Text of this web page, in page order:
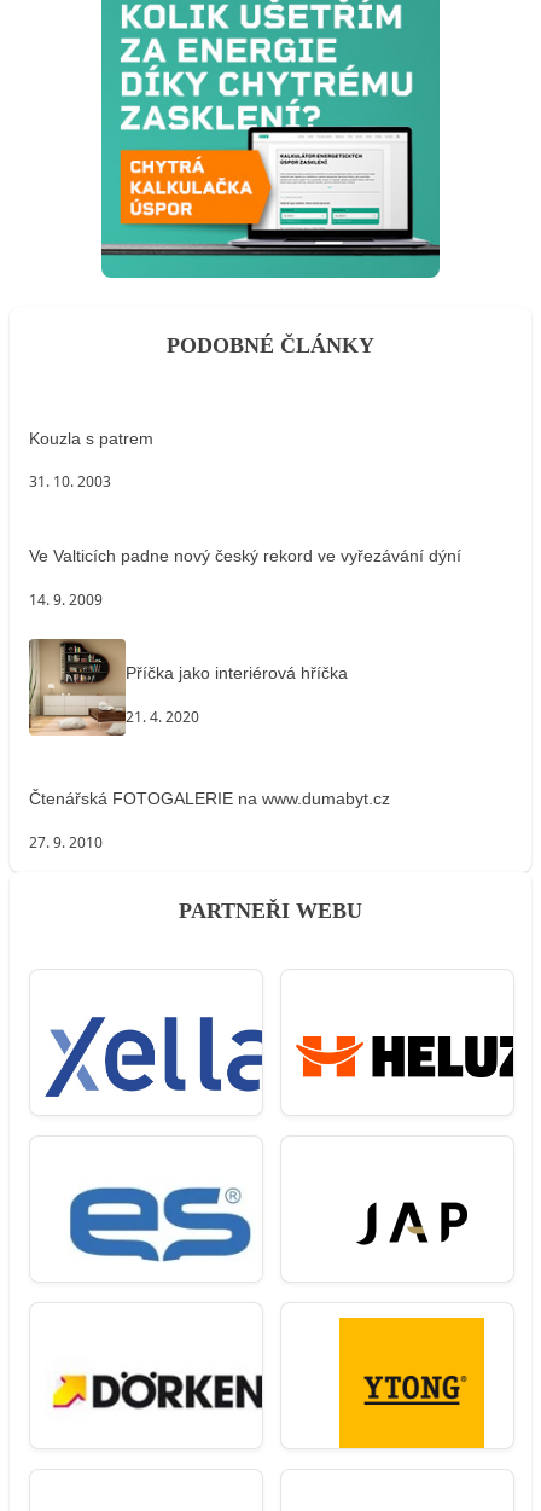
PODOBNÉ ČLÁNKY
Kouzla s patrem
31. 10. 2003
Ve Valticích padne nový český rekord ve vyřezávání dýní
14. 9. 2009
Příčka jako interiérová hříčka
21. 4. 2020
Čtenářská FOTOGALERIE na www.dumabyt.cz
27. 9. 2010
PARTNEŘI WEBU